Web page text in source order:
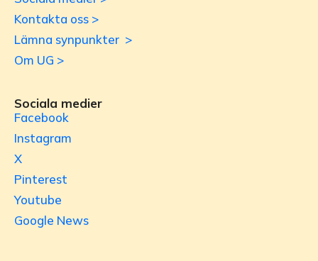
Kontakta oss >
Lämna synpunkter >
Om UG >
Sociala medier
Facebook
Instagram
X
Pinterest
Youtube
Google News